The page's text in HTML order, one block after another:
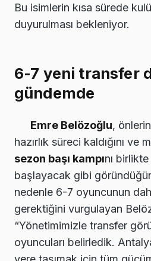
Bu isimlerin kısa sürede
duyurulması bekleniyor.
6-7 yeni transfer
gündemde
Emre Belözoğlu,
hazırlık süreci kaldığını ve
sezon başı kampını
başlayacak gibi
nedenle 6-7 oyuncunun
gerektiğini vurgulayan
“Yönetimimizle transfer
oyuncuları belirledik.